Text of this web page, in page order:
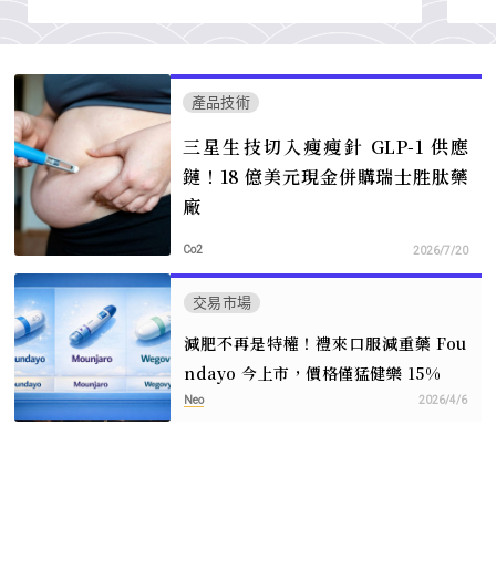
產品技術
三星生技切入瘦瘦針 GLP-1 供應
鏈！18 億美元現金併購瑞士胜肽藥
廠
Co2 2026/7/20
交易市場
減肥不再是特權！禮來口服減重藥 Fou
ndayo 今上市，價格僅猛健樂 15%
Neo 2026/4/6